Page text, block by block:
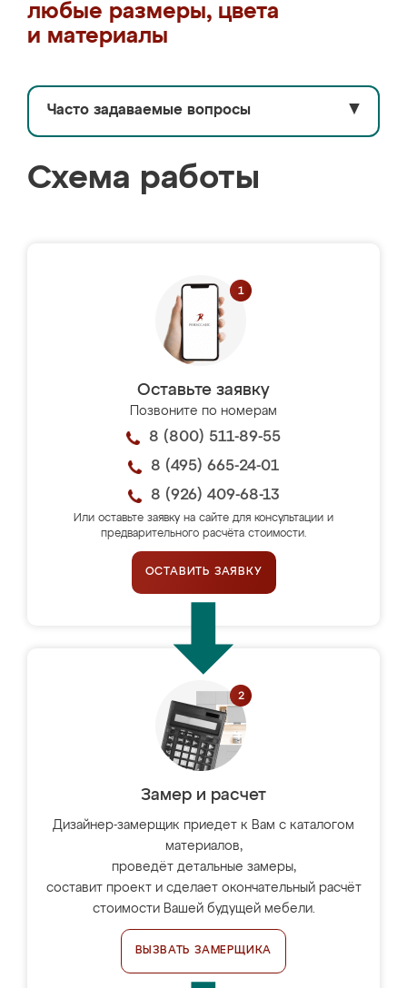
любые размеры, цвета
и материалы
Часто задаваемые вопросы ▼
Схема работы
Оставьте заявку
Позвоните по номерам
8 (800) 511-89-55
8 (495) 665-24-01
8 (926) 409-68-13
Или оставьте заявку на сайте для консультации и
предварительного расчёта стоимости.
ОСТАВИТЬ ЗАЯВКУ
Замер и расчет
Дизайнер-замерщик приедет к Вам с каталогом
материалов,
проведёт детальные замеры,
составит проект и сделает окончательный расчёт
стоимости Вашей будущей мебели.
ВЫЗВАТЬ ЗАМЕРЩИКА